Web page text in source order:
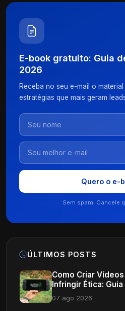
E-book gratuito: Guia
2026
Receba no seu e-mail o
estratégias que mais geram
Quero o e-
Sem spam. Cancele
ÚLTIMOS POSTS
Como Criar
Infringir Ética:
Profissionais de
07 ago 2026